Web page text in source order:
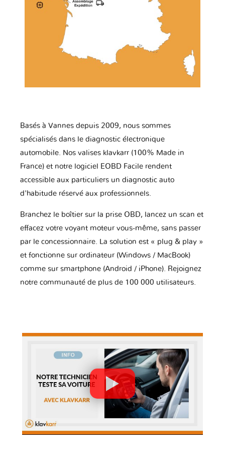
Basés à Vannes depuis 2009, nous sommes
spécialisés dans le diagnostic électronique
automobile. Nos valises klavkarr (100% Made in
France) et notre logiciel EOBD Facile rendent
accessible aux particuliers un diagnostic auto
d'habitude réservé aux professionnels.
Branchez le boîtier sur la prise OBD, lancez un scan et
effacez votre voyant moteur vous-même, sans passer
par le concessionnaire. La solution est « plug & play »
et fonctionne sur ordinateur (Windows / MacBook)
comme sur smartphone (Android / iPhone). Rejoignez
notre communauté de plus de 100 000 utilisateurs.